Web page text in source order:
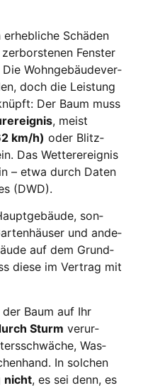
Schä­den
Fens­ter
Wohn­ge­bäu­de­ver­
doch die Leis­tung
Der Baum muss
, meist
km/h) oder Blitz­
Das Wet­ter­ereig­nis
– etwa durch Daten
(DWD).
son­
und ande­
auf dem Grund­
die­se im Ver­trag mit
Baum auf Ihr
Sturm ver­ur­
Was­
In sol­chen
nicht, es sei denn, es